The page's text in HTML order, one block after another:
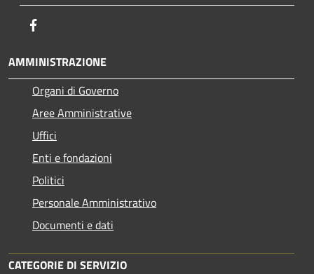
AMMINISTRAZIONE
Organi di Governo
Aree Amministrative
Uffici
Enti e fondazioni
Politici
Personale Amministrativo
Documenti e dati
CATEGORIE DI SERVIZIO